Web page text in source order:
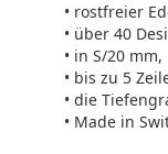
• rostfreier
• über 40
• in S/20
• bis zu 5
• die
• Made in